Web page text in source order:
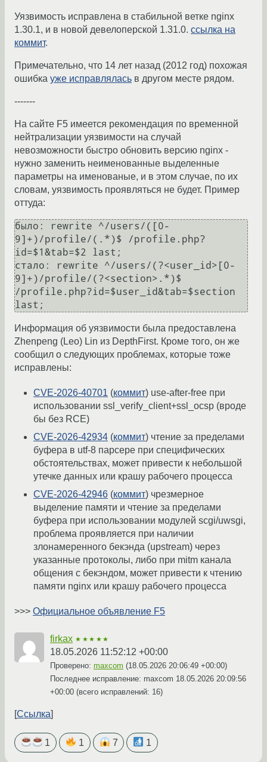
Уязвимость исправлена в стабильной ветке nginx
1.30.1, и в новой девелоперской 1.31.0. ссылка на
коммит.
Примечательно, что 14 лет назад (2012 год) похожая
ошибка уже исправлялась в другом месте рядом.
-------
На сайте F5 имеется рекомендация по временной
нейтрализации уязвимости на случай
невозможности быстро обновить версию nginx -
нужно заменить неименованные выделенные
параметры на именованые, и в этом случае, по их
словам, уязвимость проявляться не будет. Пример
оттуда:
было: rewrite ^/users/([0-
9]+)/profile/(.*)$ /profile.php?
id=$1&tab=$2 last;
стало: rewrite ^/users/(?<user_id>[0-
9]+)/profile/(?<section>.*)$
/profile.php?id=$user_id&tab=$section
Информация об уязвимости была предоставлена
Zhenpeng (Leo) Lin из DepthFirst. Кроме того, он же
сообщил о следующих проблемах, которые тоже
исправлены:
CVE-2026-40701 (коммит) use-after-free при
использовании ssl_verify_client+ssl_ocsp (вроде
бы без RCE)
CVE-2026-42934 (коммит) чтение за пределами
буфера в utf-8 парсере при специфических
обстоятельствах, может привести к небольшой
утечке данных или крашу рабочего процесса
CVE-2026-42946 (коммит) чрезмерное
выделение памяти и чтение за пределами
буфера при использовании модулей scgi/uwsgi,
проблема проявляется при наличии
злонамеренного бекэнда (upstream) через
указанные протоколы, либо при mitm канала
общения с бекэндом, может привести к чтению
памяти nginx или крашу рабочего процесса
>>> Официальное объявление F5
firkax ★★★★★
18.05.2026 11:52:12 +00:00
Проверено: maxcom (18.05.2026 20:06:49 +00:00)
Последнее исправление: maxcom 18.05.2026 20:09:56
+00:00 (всего исправлений: 16)
Ссылка
1 1 7 1